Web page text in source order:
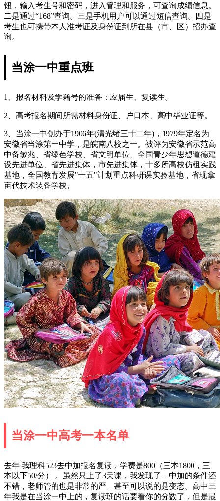
钮，输入考生号和密码，进入管理和服务，可查询成绩信息。
二是通过“168”查询。三是手机用户可以通过短信查询。四是
考生也可携带本人准考证及身份证到所在县（市、区）招办查
询。
当涂一中重点班
1、报名材料及学籍号的准备：应届生、复读生。
2、高考报名期间所需材料身份证、户口本、高中毕业证等。
3、当涂一中创办于1906年(清光绪三十二年)，1979年定名为
安徽省当涂第一中学，是皖南八校之一。被评为安徽省示范高
中备敏兆、省绿色学校、省文明单位、全国青少年思想道德建
设先进单位、省先进集体，市先进集体，十多所高校仿租实践
基地，全国教育发展"十五"计划重点科研课实验基地，省现拿
亩代技术装备学校。
当涂一中高考一本名单
去年 我理科523去中加报名复读，学费是800（三本1800，三
本以下50/分） 。虽然只上了3天课，我发现了，中加的条件还
不错，老师管的也是非常的严，甚至可以说的是变态。高中三
年我是在当涂一中上的，复读班的话要看你的分数了，但是最